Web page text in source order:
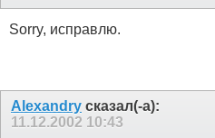
Sorry, исправлю.
Alexandry сказал(-а):
11.12.2002 10:43